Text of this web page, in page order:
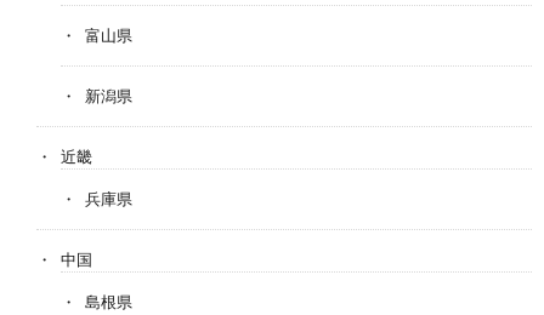
富山県
新潟県
近畿
兵庫県
中国
島根県